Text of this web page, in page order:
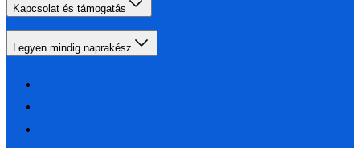
Kapcsolat és támogatás
Legyen mindig naprakész